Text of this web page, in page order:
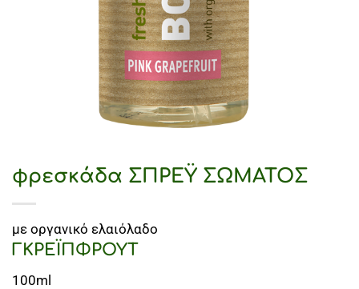
φρεσκάδα ΣΠΡΕΫ ΣΩΜΑΤΟΣ
με οργανικό ελαιόλαδο
ΓΚΡΕΪΠΦΡΟΥΤ
100ml